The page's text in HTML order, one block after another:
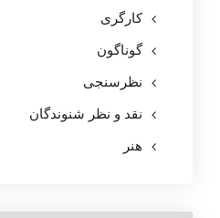
کارگری
گوناگون
نظرسنجی
نقد و نظر شنوندگان
هنر